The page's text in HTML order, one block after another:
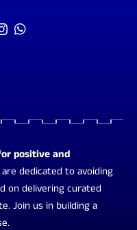
positive and
are dedicated to avoiding
on delivering curated
Join us in building a